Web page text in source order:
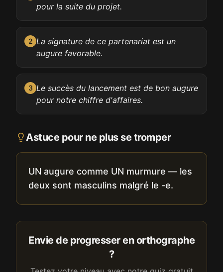
pour la suite du projet.
2 La signature de ce partenariat est un
augure favorable.
3 Le succès du lancement est de bon augure
pour notre chiffre d'affaires.
Astuce pour ne plus se tromper
UN augure comme UN murmure — les
deux sont masculins malgré le -e.
Envie de progresser en orthographe
?